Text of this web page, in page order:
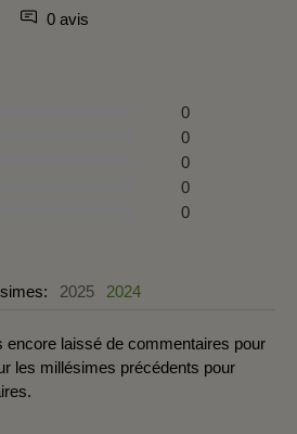
0 avis
0
0
0
0
0
2025 2024
encore laissé de commentaires pour
les millésimes précédents pour